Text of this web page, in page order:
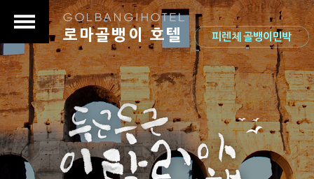
로마골뱅이 호텔 피렌체 골뱅이민박